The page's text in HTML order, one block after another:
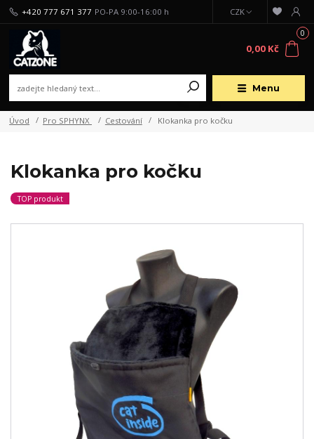
Menu
CZK
+420 777 671 377 PO-PA 9:00-16:00 h
0
0,00 Kč
Úvod Pro SPHYNX Cestování Klokanka pro kočku
Klokanka pro kočku
TOP produkt